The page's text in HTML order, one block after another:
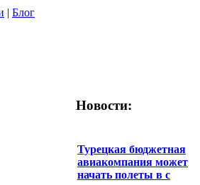
| Блог
Новости:
Турецкая бюджетная
авиакомпания может
начать полеты в с